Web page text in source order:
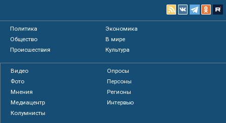
Политика
Экономика
Общество
В мире
Происшествия
Культура
Видео
Опросы
Фото
Персоны
Мнения
Регионы
Медиацентр
Интервью
Колумнисты